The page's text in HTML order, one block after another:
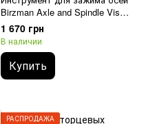
Birzman Axle and Spindle Vise
Insert
1 670 грн
В наличии
Купить
РАСПРОДАЖА